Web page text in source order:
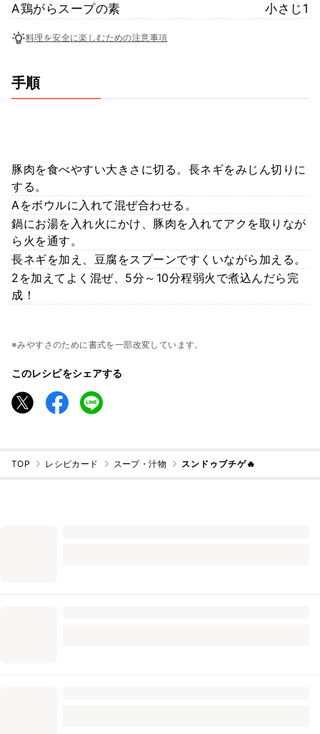
A鶏がらスープの素
小さじ1
料理を安全に楽しむための注意事項
手順
豚肉を食べやすい大きさに切る。長ネギをみじん切りに
する。
Aをボウルに入れて混ぜ合わせる。
鍋にお湯を入れ火にかけ、豚肉を入れてアクを取りなが
ら火を通す。
長ネギを加え、豆腐をスプーンですくいながら加える。
2を加えてよく混ぜ、5分～10分程弱火で煮込んだら完
成！
※みやすさのために書式を一部改変しています。
このレシピをシェアする
TOP レシピカード スープ・汁物 スンドゥブチゲ🔥